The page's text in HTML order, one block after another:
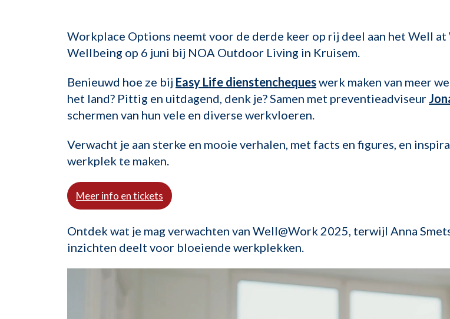
Workplace Options neemt voor de derde keer op rij deel aan het Well
Wellbeing op 6 juni bij NOA Outdoor Living in Kruisem.
Benieuwd hoe ze bij Easy Life dienstenchequeswerk maken van meer
het land? Pittig en uitdagend, denk je? Samen met preventieadviseur
schermen van hun vele en diverse werkvloeren.
Verwacht je aan sterke en mooie verhalen, met facts en figures, en
werkplek te maken.
Meer info en tickets
Ontdek wat je mag verwachten van Well@Work 2025, terwijl Anna
inzichten deelt voor bloeiende werkplekken.